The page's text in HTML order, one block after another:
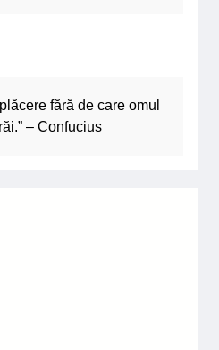
fără de care omul
– Confucius